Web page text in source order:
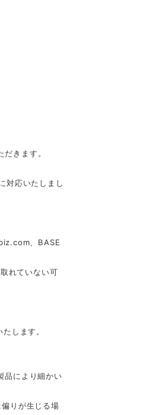
きます。
対応いたしまし
、BASE
れていない可
します。
品により細かい
りが生じる場